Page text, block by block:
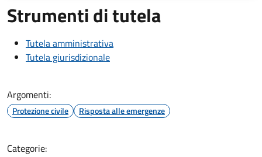
Strumenti di tutela
Tutela amministrativa
Tutela giurisdizionale
Argomenti:
Protezione civile Risposta alle emergenze
Categorie: